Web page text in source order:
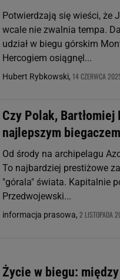
Potwierdzają się wieści, że
wcale nie zwalnia tempa.
udział w biegu górskim
Hercogiem osiągnęl...
Hubert Rybkowski, 14 CZERWCA
Czy Polak,
najlepszym
Od środy na archipelagu
To najbardziej prestiżowe
"górala" świata. Kapitalnie
Przedwojewski...
informacja prasowa, 2 LISTOPADA
Życie w biegu: